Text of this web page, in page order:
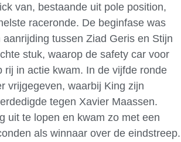
van, bestaande uit pole position,
raceronde. De beginfase was
tussen Ziad Geris en Stijn
stuk, waarop de safety car voor
rij in actie kwam. In de vijfde ronde
vrijgegeven, waarbij King zijn
tegen Xavier Maassen.
uit te lopen en kwam zo met een
als winnaar over de eindstreep.